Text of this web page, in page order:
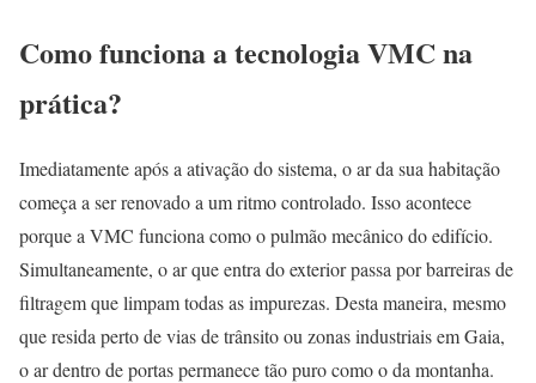
Como funciona a tecnologia VMC na
prática?
Imediatamente após a ativação do sistema, o ar da sua habitação
começa a ser renovado a um ritmo controlado. Isso acontece
porque a VMC funciona como o pulmão mecânico do edifício.
Simultaneamente, o ar que entra do exterior passa por barreiras de
filtragem que limpam todas as impurezas. Desta maneira, mesmo
que resida perto de vias de trânsito ou zonas industriais em Gaia,
o ar dentro de portas permanece tão puro como o da montanha.